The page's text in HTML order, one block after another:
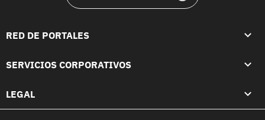
RED DE PORTALES
SERVICIOS CORPORATIVOS
LEGAL